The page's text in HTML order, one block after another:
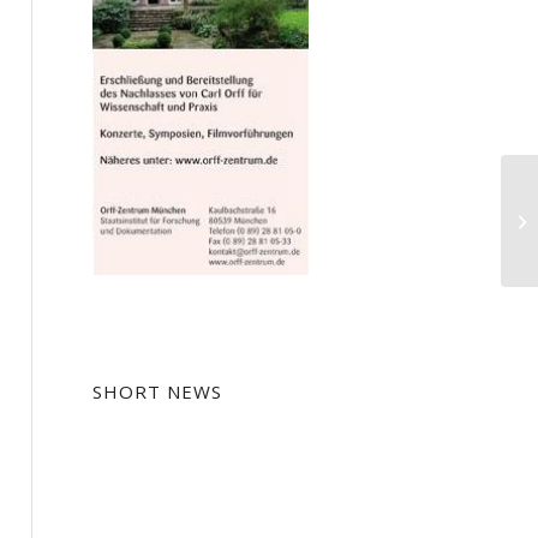
SHORT NEWS